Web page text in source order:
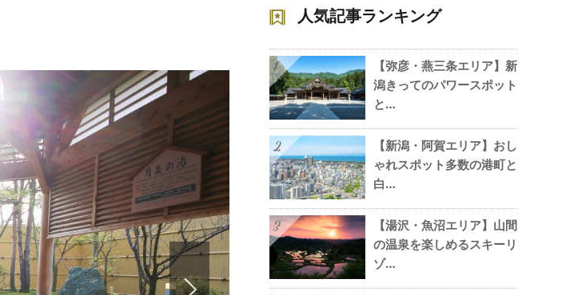
人気記事ランキング
1
【弥彦・燕三条エリア】新
潟きってのパワースポット
と…
2
【新潟・阿賀エリア】おし
ゃれスポット多数の港町と
白…
3
【湯沢・魚沼エリア】山間
の温泉を楽しめるスキーリ
ゾ…